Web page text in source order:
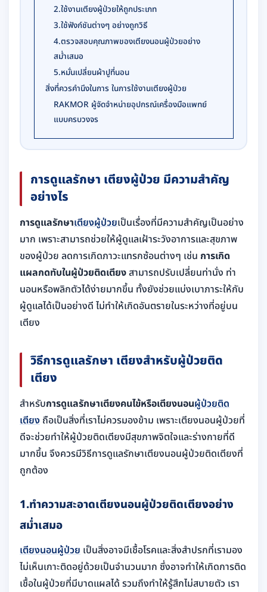
2.ใช้งานเตียงผู้ป่วยให้ถูกประเภท
3.ใช้ฟังก์ชันต่างๆ อย่างถูกวิธี
4.ตรวจสอบคุณภาพของเตียงนอนผู้ป่วยอย่าง
สม่ำเสมอ
5.หมั่นเปลี่ยนผ้าปูที่นอน
สิ่งที่ควรคำนึงในการ ในการใช้งานเตียงผู้ป่วย
RAKMOR ผู้จัดจำหน่ายอุปกรณ์เครื่องมือแพทย์
แบบครบวงจร
การดูแลรักษา เตียงผู้ป่วย มีความสำคัญ
อย่างไร
การดูแลรักษาเตียงผู้ป่วยเป็นเรื่องที่มีความสำคัญเป็นอย่าง
มาก เพราะสามารถช่วยให้ผู้ดูแลเฝ้าระวังอาการและสุขภาพ
ของผู้ป่วย ลดการเกิดภาวะแทรกซ้อนต่างๆ เช่น การเกิด
แผลกดทับในผู้ป่วยติดเตียงสามารถปรับเปลี่ยนท่านั่ง ท่า
นอนหรือพลิกตัวได้ง่ายมากขึ้น ทั้งยังช่วยแบ่งเบาภาระให้กับ
ผู้ดูแลได้เป็นอย่างดี ไม่ทำให้เกิดอันตรายในระหว่างที่อยู่บน
เตียง
วิธีการดูแลรักษา เตียงสำหรับผู้ป่วยติด
เตียง
สำหรับการดูแลรักษาเตียงคนไข้หรือเตียงนอนผู้ป่วยติด
เตียง ถือเป็นสิ่งที่เราไม่ควรมองข้าม เพราะเตียงนอนผู้ป่วยที่
ดีจะช่วยทำให้ผู้ป่วยติดเตียงมีสุขภาพจิตใจและร่างกายที่ดี
มากขึ้น จึงควรมีวิธีการดูแลรักษาเตียงนอนผู้ป่วยติดเตียงที่
ถูกต้อง
1.ทำความสะอาดเตียงนอนผู้ป่วยติดเตียงอย่าง
สม่ำเสมอ
เตียงนอนผู้ป่วย เป็นสิ่งอาจมีเชื้อโรคและสิ่งสำปรกที่เรามอง
ไม่เห็นเกาะติดอยู่ด้วยเป็นจำนวนมาก ซึ่งอาจทำให้เกิดการติด
เชื้อในผู้ป่วยที่มีบาดแผลได้ รวมถึงทำให้รู้สึกไม่สบายตัว เรา